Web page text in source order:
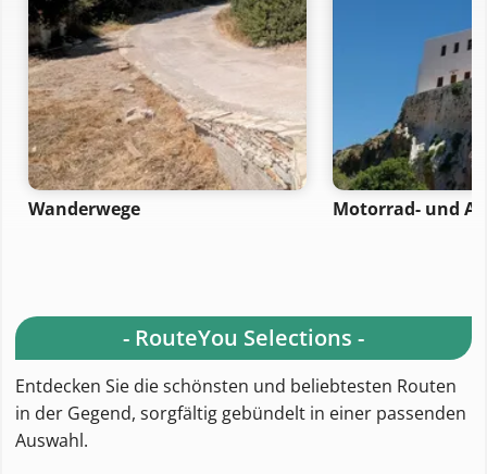
Wanderwege Motorrad- und
- RouteYou Selections -
Entdecken Sie die schönsten und beliebtesten Routen
in der Gegend, sorgfältig gebündelt in einer passenden
Auswahl.